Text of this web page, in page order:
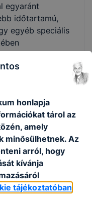
egyaránt
időtartamú,
egyéb speciális
alkotják.
a képzésben
képesítő
kiállított
önálló
szakképesítést
vizsga
azok, akik
honlapja
tárol az
amely
minősülhetnek. Az
arról, hogy
kívánja
tájékoztatóban